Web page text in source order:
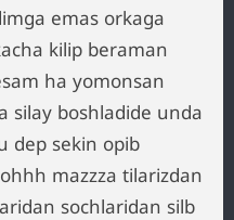
emas orkaga
kilip beraman
ha yomonsan
silay boshladide unda
dep sekin opib
mazzza tilarizdan
sochlaridan silb